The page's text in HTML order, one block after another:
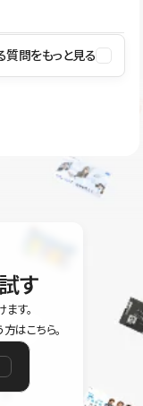
悪質なスクリプトの
ご確認いただけま
もご利用ください。
質問をもっと見る
す
す。
はこちら。